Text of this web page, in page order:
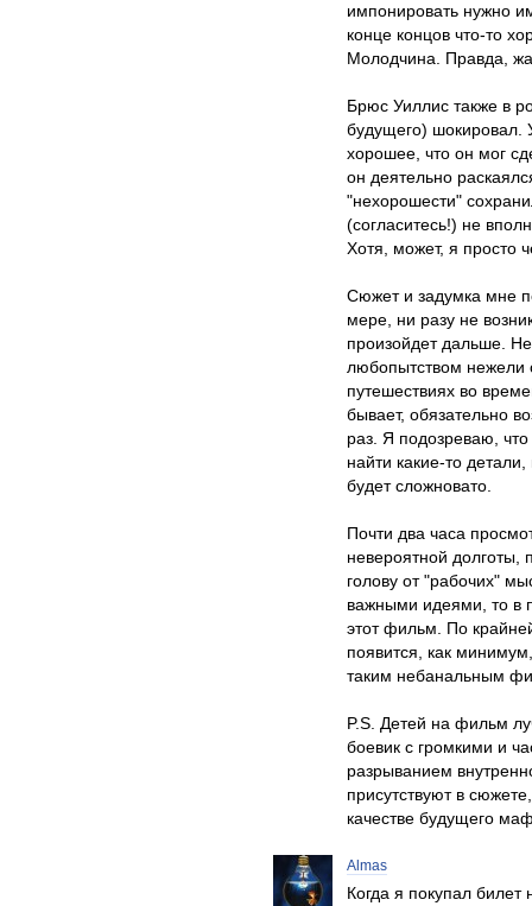
импонировать нужно
конце концов что-то
Молодчина. Правда,
Брюс Уиллис также в
будущего) шокировал.
хорошее, что он мог
он деятельно
"нехорошести"
(согласитесь!) не
Хотя, может, я просто
Сюжет и задумка мне
мере, ни разу не
произойдет дальше.
любопытством нежели
путешествиях во
бывает, обязательно
раз. Я подозреваю,
найти какие-то
будет сложновато.
Почти два часа
невероятной
голову от "рабочих"
важными идеями, то в
этот фильм. По
появится, как
таким небанальным
P.S. Детей на фильм
боевик с громкими и
разрыванием
присутствуют в
качестве будущего
Almas
Когда я покупал